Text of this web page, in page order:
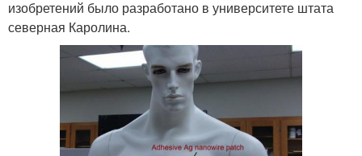
изобретений было разработано в университете штата
северная Каролина.